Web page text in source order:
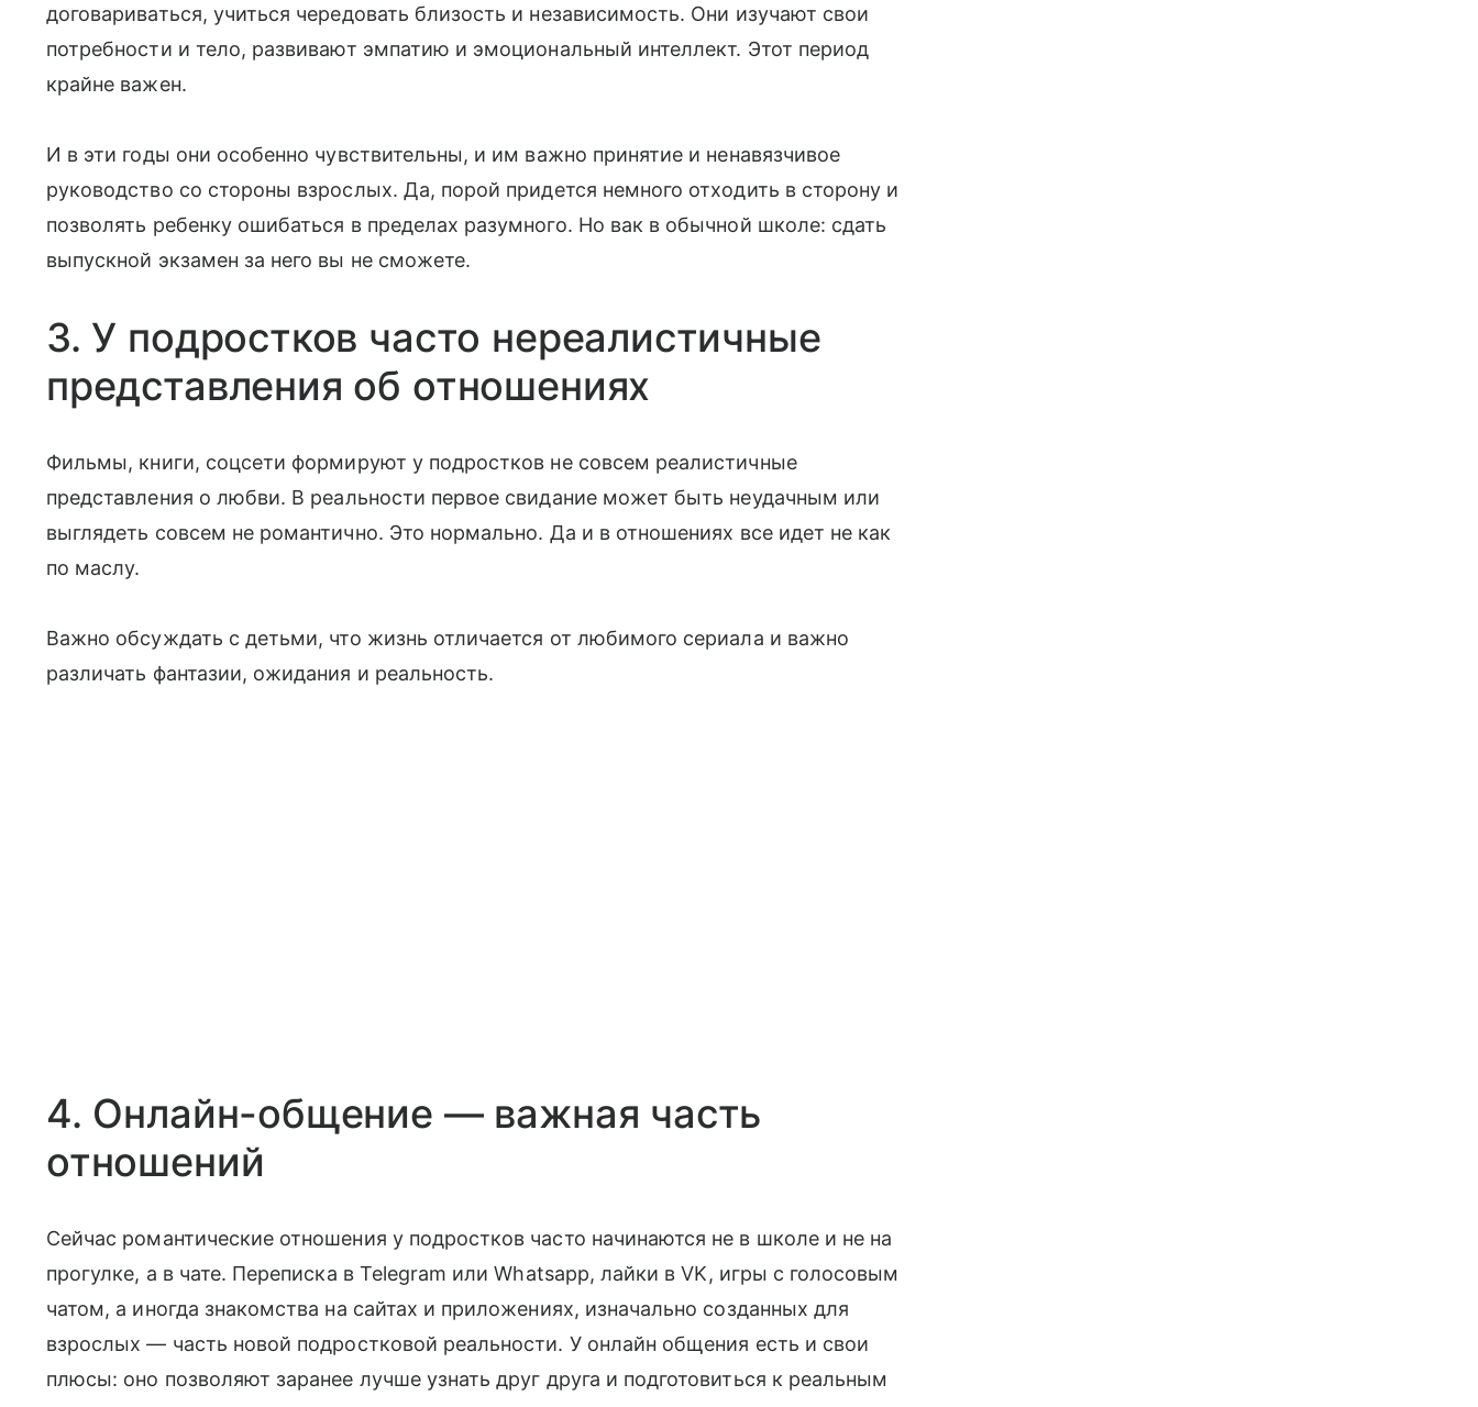
договариваться, учиться чередовать близость и независимость. Они изучают свои
потребности и тело, развивают эмпатию и эмоциональный интеллект. Этот период
крайне важен.
И в эти годы они особенно чувствительны, и им важно принятие и ненавязчивое
руководство со стороны взрослых. Да, порой придется немного отходить в сторону и
позволять ребенку ошибаться в пределах разумного. Но вак в обычной школе: сдать
выпускной экзамен за него вы не сможете.
3. У подростков часто нереалистичные
представления об отношениях
Фильмы, книги, соцсети формируют у подростков не совсем реалистичные
представления о любви. В реальности первое свидание может быть неудачным или
выглядеть совсем не романтично. Это нормально. Да и в отношениях все идет не как
по маслу.
Важно обсуждать с детьми, что жизнь отличается от любимого сериала и важно
различать фантазии, ожидания и реальность.
4. Онлайн-общение — важная часть
отношений
Сейчас романтические отношения у подростков часто начинаются не в школе и не на
прогулке, а в чате. Переписка в Telegram или Whatsapp, лайки в VK, игры с голосовым
чатом, а иногда знакомства на сайтах и приложениях, изначально созданных для
взрослых — часть новой подростковой реальности. У онлайн общения есть и свои
плюсы: оно позволяют заранее лучше узнать друг друга и подготовиться к реальным